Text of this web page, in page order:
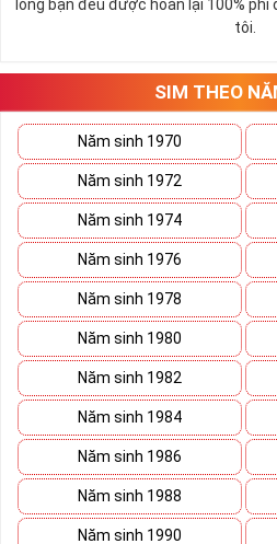
lòng bạn đều được hoàn lại 100%
tôi.
SIM THEO
Năm sinh 1970
Năm sinh 1972
Năm sinh 1974
Năm sinh 1976
Năm sinh 1978
Năm sinh 1980
Năm sinh 1982
Năm sinh 1984
Năm sinh 1986
Năm sinh 1988
Năm sinh 1990